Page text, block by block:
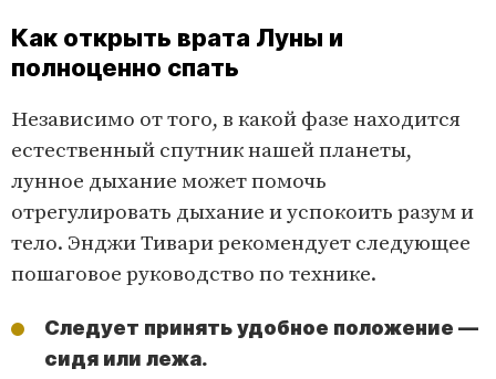
Как открыть врата Луны и
полноценно спать
Независимо от того, в какой фазе находится
естественный спутник нашей планеты,
лунное дыхание может помочь
отрегулировать дыхание и успокоить разум и
тело. Энджи Тивари рекомендует следующее
пошаговое руководство по технике.
Следует принять удобное положение —
сидя или лежа.